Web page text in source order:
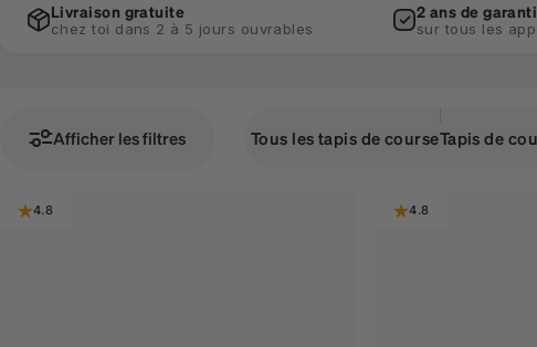
Livraison gratuite
chez toi dans 2 à 5 jours ouvrables
2 ans de
sur tous les
Afficher les filtres Tous les tapis de courseTapis de
4.8 4.8